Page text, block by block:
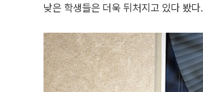
낮은 학생들은 더욱 뒤처지고 있다 봤다.